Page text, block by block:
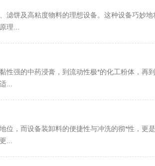
饼及高粘度物料的理想设备。这种设备巧妙
理...
强的中药浸膏，到流动性极*的化工粉体，再
...
，而设备装卸料的便捷性与冲洗的彻*性，更
...